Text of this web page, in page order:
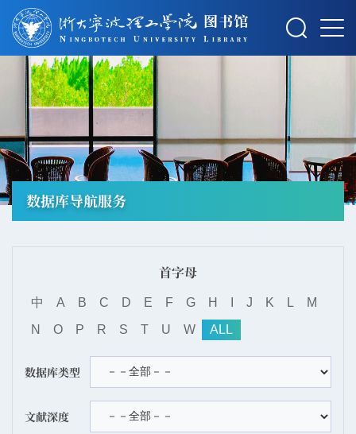
摄影：秋草
数据库导航服务
首字母
中 A B C D E F G H J K L
M
N
O P R S T U W ALL
数据库类型
文献深度